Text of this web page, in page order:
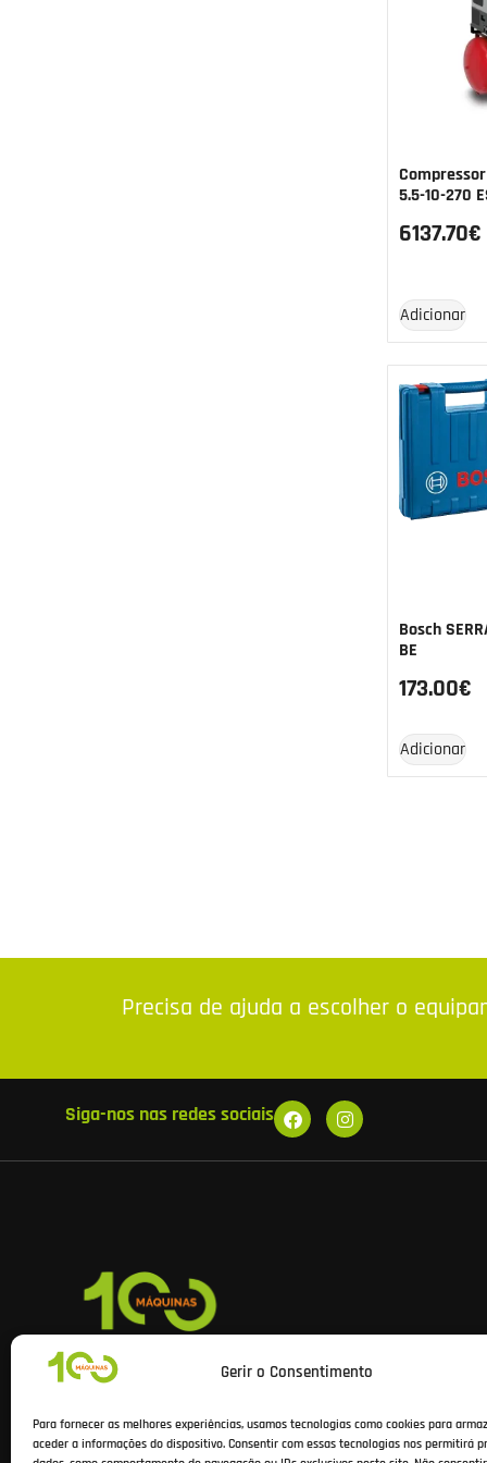
Gerir o Consentimento
Para fornecer as melhores experiências, usamos tecnologias como cookies para
aceder a informações do dispositivo. Consentir com essas tecnologias nos permitirá
5.5-10-270
6137.70€
Adicionar
Bosch
BE
173.00€
Adicionar
Precisa de ajuda a escolher o
Siga-nos nas redes sociais
Na 100Máquinas encontra equipamentos e ferramentas
das melhores marcas, com apoio especializado, stock real e